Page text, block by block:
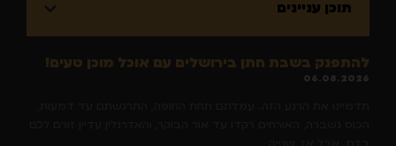
תוכן עניינים
להתפנק בשבת חתן בירושלים עם אוכל מוכן טעים!
06.08.2026